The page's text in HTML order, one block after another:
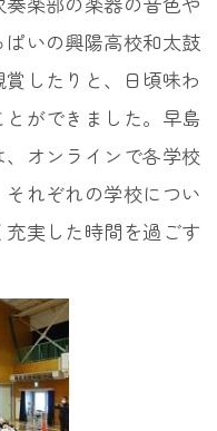
いの興陽高校和太鼓
したりと、日頃味わ
ができました。早島
オンラインで各学校
れぞれの学校につい
実した時間を過ごす